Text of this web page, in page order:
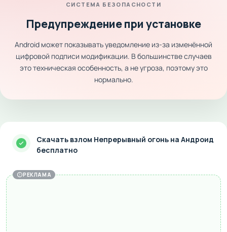
СИСТЕМА БЕЗОПАСНОСТИ
Предупреждение при установке
Android может показывать уведомление из-за изменённой
цифровой подписи модификации. В большинстве случаев
это техническая особенность, а не угроза, поэтому это
нормально.
Скачать взлом Непрерывный огонь на Андроид
бесплатно
РЕКЛАМА